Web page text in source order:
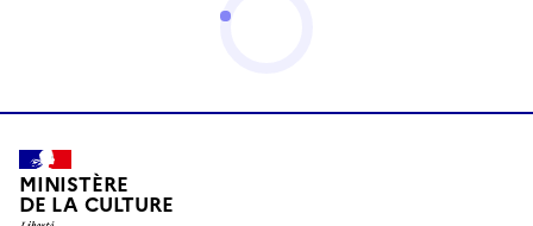
MINISTÈRE
DE LA CULTURE